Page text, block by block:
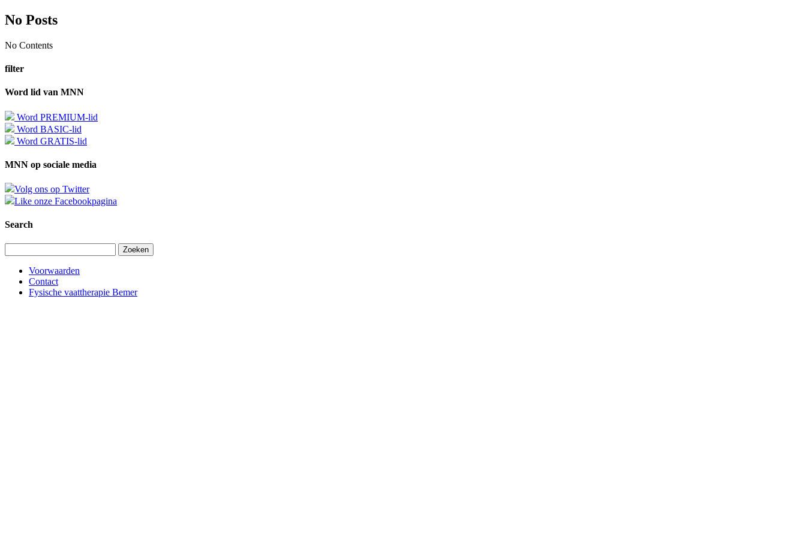
No Posts
No Contents
filter
Word lid van MNN
Word PREMIUM-lid
Word BASIC-lid
Word GRATIS-lid
MNN op sociale media
Volg ons op Twitter
Like onze Facebookpagina
Search
naar:
Voorwaarden
Contact
Fysische vaattherapie Bemer